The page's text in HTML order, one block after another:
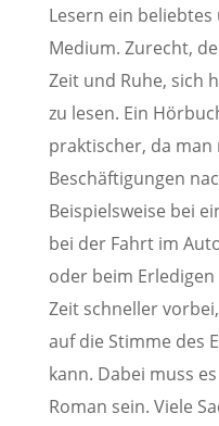
Lesern ein
Medium. Zurecht,
Zeit und Ruhe, sich
zu lesen. Ein
praktischer, da
Beschäftigungen
Beispielsweise bei
bei der Fahrt im
oder beim
Zeit schneller
auf die Stimme des
kann. Dabei muss
Roman sein. Viele